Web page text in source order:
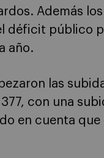
Además
déficit público
año.
las
con una
en cuenta